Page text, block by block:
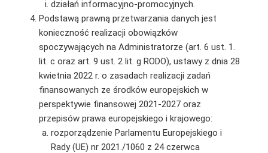
działań informacyjno-promocyjnych.
Podstawą prawną przetwarzania danych jest
konieczność realizacji obowiązków
spoczywających na Administratorze (art. 6 ust. 1.
lit. c oraz art. 9 ust. 2 lit. g RODO), ustawy z dnia 28
kwietnia 2022 r. o zasadach realizacji zadań
finansowanych ze środków europejskich w
perspektywie finansowej 2021-2027 oraz
przepisów prawa europejskiego i krajowego:
rozporządzenie Parlamentu Europejskiego i
Rady (UE) nr 2021./1060 z 24 czerwca